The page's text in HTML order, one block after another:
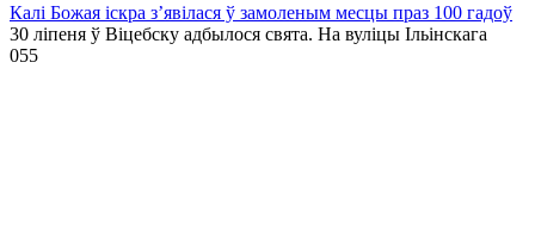
Калі Божая іскра з’явілася ў замоленым месцы праз 100 гадоў
30 ліпеня ў Віцебску адбылося свята. На вуліцы Ільінскага
055